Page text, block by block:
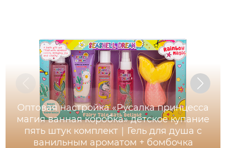
Оптовая настройка «Русалка принцесса
магия ванная коробка» детское купание
пять штук комплект｜Гель для душа с
ванильным ароматом + бомбочка